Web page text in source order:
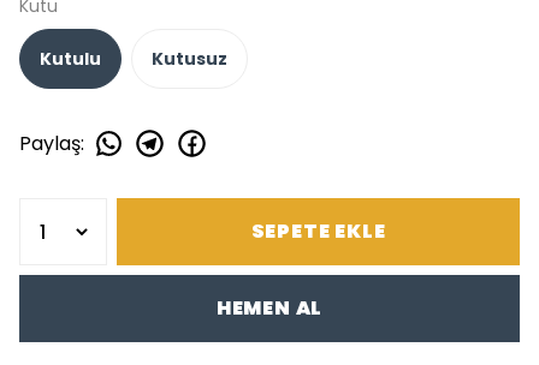
Kutu
Kutulu Kutusuz
Paylaş:
SEPETE EKLE
HEMEN AL